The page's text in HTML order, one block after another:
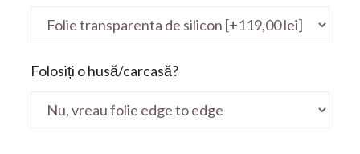
Folosiți o husă/carcasă?